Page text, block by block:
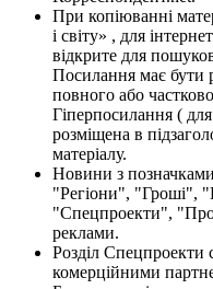
При копіюванні
і світу» , для
відкрите для
Посилання має бути
повного або
Гіперпосилання (
розміщена в
матеріалу.
Новини з
"Регіони", "Гроші",
"Спецпроекти",
реклами.
Розділ Спецпроекти
комерційними